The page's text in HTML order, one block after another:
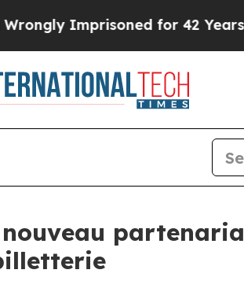
Imprisoned for 42 Years. The